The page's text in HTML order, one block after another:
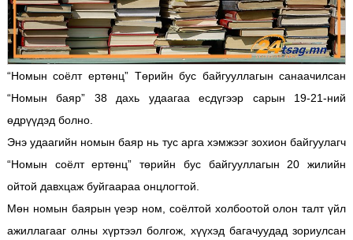
“Номын соёлт ертөнц” Төрийн бус байгууллагын санаачилсан
“Номын баяр” 38 дахь удаагаа есдүгээр сарын 19-21-ний
өдрүүдэд болно.
Энэ удаагийн номын баяр нь тус арга хэмжээг зохион байгуулагч
“Номын соёлт ертөнц” төрийн бус байгууллагын 20 жилийн
ойтой давхцаж буйгаараа онцлогтой.
Мөн номын баярын үеэр ном, соёлтой холбоотой олон талт үйл
ажиллагааг олны хүртээл болгож, хүүхэд багачуудад зориулсан